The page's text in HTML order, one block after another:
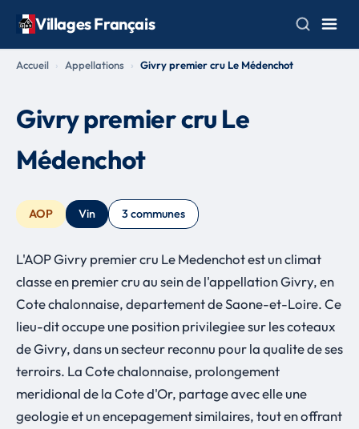
Villages Français
Accueil Appellations Givry premier cru Le Médenchot
Givry premier cru Le
Médenchot
AOP Vin 3 communes
L'AOP Givry premier cru Le Medenchot est un climat
classe en premier cru au sein de l'appellation Givry, en
Cote chalonnaise, departement de Saone-et-Loire. Ce
lieu-dit occupe une position privilegiee sur les coteaux
de Givry, dans un secteur reconnu pour la qualite de ses
terroirs. La Cote chalonnaise, prolongement
meridional de la Cote d'Or, partage avec elle une
geologie et un encepagement similaires, tout en offrant